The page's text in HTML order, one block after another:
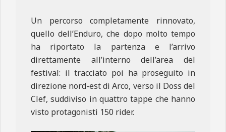
Un percorso completamente rinnovato,
quello dell’Enduro, che dopo molto tempo
ha riportato la partenza e l’arrivo
direttamente all’interno dell’area del
festival: il tracciato poi ha proseguito in
direzione nord-est di Arco, verso il Doss del
Clef, suddiviso in quattro tappe che hanno
visto protagonisti 150 rider.